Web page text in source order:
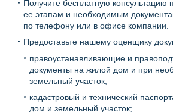
Получите бесплатную консультацию
ее этапам и необходимым
по телефону или в офисе компании.
Предоставьте нашему оценщику
правоустанавливающие и
документы на жилой дом и при
земельный участок;
кадастровый и технический
дом и земельный участок;